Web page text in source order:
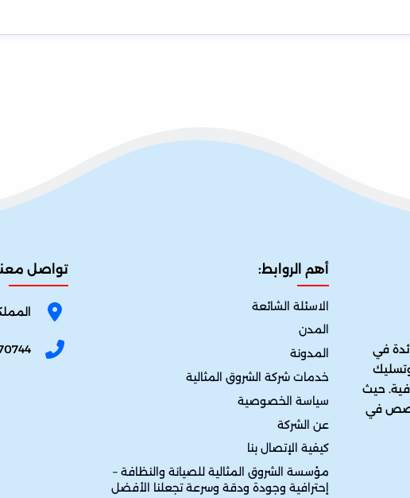
في
حيث
في
أهم الروابط:
الاسئلة الشائعة
المدن
المدونة
خدمات شركة الشروق المثالية
سياسة الخصوصية
عن الشركة
كيفية الإتصال بنا
مؤسسة الشروق المثالية للصيانة والنظافة –
إحترافية وجودة ودقة وسرعة تجعلنا الأفضل
تواصل